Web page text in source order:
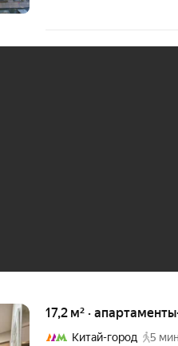
17,2 м² ·
Китай-город
5